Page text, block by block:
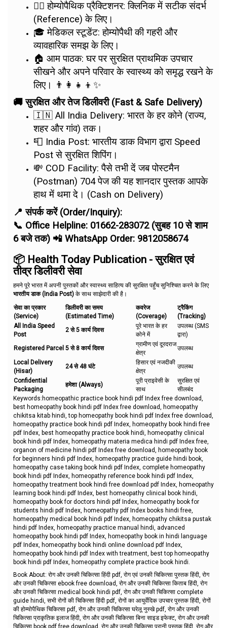
👨‍⚕️ होम्योपैथिक प्रैक्टिशनर: क्लिनिक में सटीक संदर्भ
(Reference) के लिए।
🎓 मेडिकल स्टूडेंट: होम्योपैथी की गहरी और
व्यावहारिक समझ के लिए।
🏠 आम पाठक: घर पर सुरक्षित प्राथमिक उपचार
सीखने और अपने परिवार के स्वास्थ्य को समृद्ध रखने के
लिए। 👨‍👩‍👧‍👦✨
🚚 सुरक्षित और तेज डिलीवरी (Fast & Safe Delivery)
🇮🇳 All India Delivery: भारत के हर कोने (राज्य,
शहर और गांव) तक।
📮 India Post: भारतीय डाक विभाग द्वारा Speed
Post से सुरक्षित शिपिंग।
💸 COD Facility: पैसे तभी दें जब पोस्टमैन
(Postman) 704 पेज की यह शानदार पुस्तक आपके
हाथ में थमा दे। (Cash on Delivery)
📍 संपर्क करें (Order/Inquiry):
📞 Office Helpline: 01662-283072 (सुबह 10 से शाम
6 बजे तक) 📲 WhatsApp Order: 9812058674
📦 Health Today Publication - सुरक्षित एवं
तीव्र डिलीवरी सेवा
हमने पूरे भारत में अपनी पुस्तकों और स्वास्थ्य साहित्य की सुरक्षित पहुँच सुनिश्चित करने के लिए
भारतीय डाक (India Post) के साथ साझेदारी की है।
सेवा का प्रकार
(Service)
डिलीवरी का समय
(Estimated Time)
कवरेज
(Coverage)
ट्रैकिंग
(Tracking)
All India Speed
Post
2 से 5 कार्य दिवस
पूरे भारत के हर
कोने में
उपलब्ध (SMS
द्वारा)
Registered Parcel 5 से 8 कार्य दिवस
ग्रामीण एवं दूरदराज
क्षेत्र
उपलब्ध
Local Delivery
(Hisar)
24 से 48 घंटे
हिसार एवं नजदीकी
क्षेत्र
उपलब्ध
Confidential
Packaging
हमेशा (Always)
पूरी प्राइवेसी के
साथ
सुरक्षित एवं
सीलबंद
Keywords:homeopathic practice book hindi pdf Index free download,
best homeopathy book hindi pdf Index free download, homeopathy
chikitsa kitab hindi, top homeopathy book hindi pdf Index free download,
homeopathy practice book hindi pdf Index, homeopathy book hindi free
pdf Index, best homeopathy practice book hindi, homeopathy clinical
book hindi pdf Index, homeopathy materia medica hindi pdf Index free,
organon of medicine hindi pdf Index free download, homeopathy book
for beginners hindi pdf Index, homeopathy practice guide hindi book,
homeopathy case taking book hindi pdf Index, complete homeopathy
book hindi pdf Index, homeopathy reference book hindi pdf Index,
homeopathy treatment book hindi free download pdf Index, homeopathy
learning book hindi pdf Index, best homeopathy clinical book hindi,
homeopathy book for doctors hindi pdf Index, homeopathy book for
students hindi pdf Index, homeopathy pdf Index books hindi free,
homeopathy medical book hindi pdf Index, homeopathy chikitsa pustak
hindi pdf Index, homeopathy practice manual hindi, advanced
homeopathy book hindi pdf Index, homeopathy book in hindi language
pdf Index, homeopathy book hindi online download pdf Index,
homeopathy book hindi pdf Index with treatment, best top homeopathy
book hindi pdf Index, homeopathy complete practice book hindi.
Book About: रोग और उनकी चिकित्सा हिंदी pdf, रोग एवं उनकी चिकित्सा पुस्तक हिंदी, रोग
और उनकी चिकित्सा ebook free download, रोग और उनकी चिकित्सा किताब हिंदी, रोग
और उनकी चिकित्सा medical book hindi pdf, रोग और उनकी चिकित्सा complete
guide hindi, सभी रोगों की चिकित्सा हिंदी pdf, रोगों का आयुर्वेदिक उपचार पुस्तक हिंदी, रोगों
की होम्योपैथिक चिकित्सा pdf, रोग और उनकी चिकित्सा घरेलू नुस्खे pdf, रोग और उनकी
चिकित्सा प्राकृतिक इलाज हिंदी, रोग और उनकी चिकित्सा बिना साइड इफेक्ट, रोग और उनकी
चिकित्सा book pdf free download, रोग और उनकी चिकित्सा पुरानी पुस्तक हिंदी, रोग और